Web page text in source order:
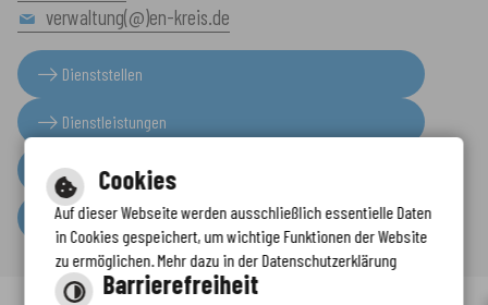
verwaltung(@)en-kreis.de
Dienststellen
Dienstleistungen
Presseinformationen
Serviceportal
Cookies
Auf dieser Webseite werden ausschließlich essentielle Daten
in Cookies gespeichert, um wichtige Funktionen der Website
zu ermöglichen. Mehr dazu in der Datenschutzerklärung
Barrierefreiheit